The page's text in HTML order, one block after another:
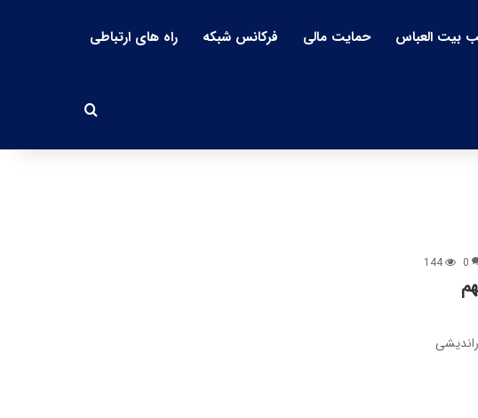
بیت العباس حمایت مالی فرکانس شبکه راه های ارتباطی
0
144